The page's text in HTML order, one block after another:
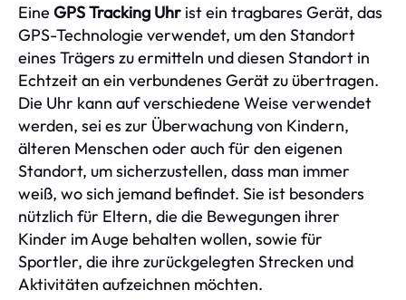
Eine GPS Tracking Uhr ist ein tragbares Gerät, das
GPS-Technologie verwendet, um den Standort
eines Trägers zu ermitteln und diesen Standort in
Echtzeit an ein verbundenes Gerät zu übertragen.
Die Uhr kann auf verschiedene Weise verwendet
werden, sei es zur Überwachung von Kindern,
älteren Menschen oder auch für den eigenen
Standort, um sicherzustellen, dass man immer
weiß, wo sich jemand befindet. Sie ist besonders
nützlich für Eltern, die die Bewegungen ihrer
Kinder im Auge behalten wollen, sowie für
Sportler, die ihre zurückgelegten Strecken und
Aktivitäten aufzeichnen möchten.